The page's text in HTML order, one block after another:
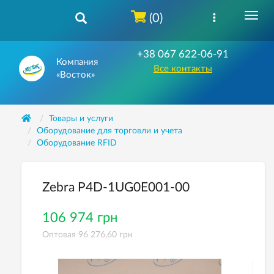
Компания
«Восток»
+38 067 622-06-91
Все контакты
(0)
Товары и услуги
Оборудование для торговли и учета
Оборудование RFID
Zebra P4D-1UG0E001-00
106 974 грн
Оптовая 96 276,60 грн